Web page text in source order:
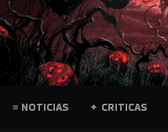
≡ NOTICIAS ✦ CRITICAS